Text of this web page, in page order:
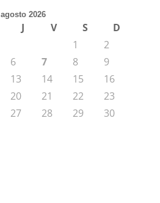
agosto 2026
J V S
D
1
2
6 7 8
9
13 14 15
16
20 21 22
23
27 28 29
30